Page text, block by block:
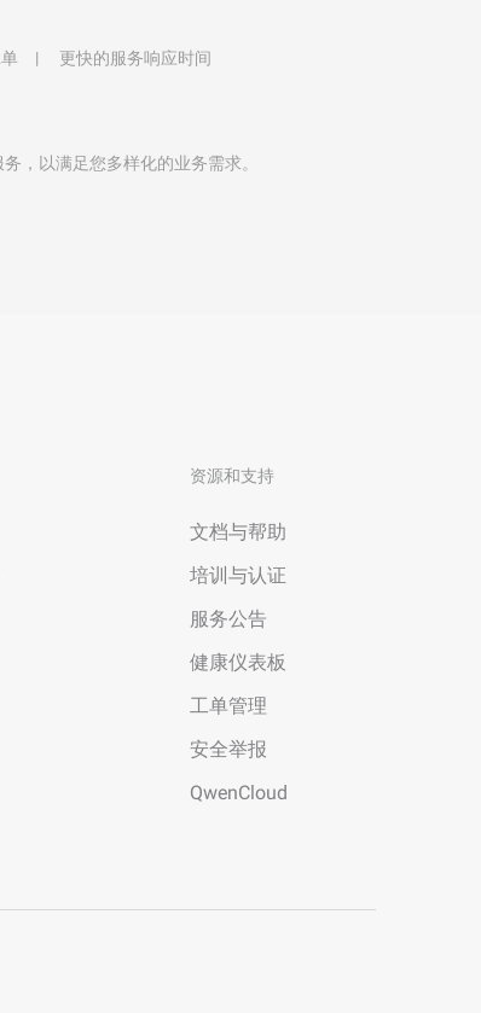
更快的服务响应时间
，以满足您多样化的业务需求。
资源和支持
文档与帮助
培训与认证
服务公告
健康仪表板
工单管理
安全举报
QwenCloud